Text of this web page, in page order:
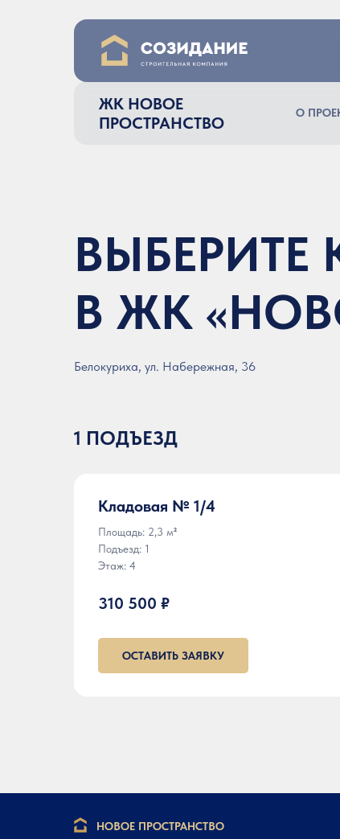
О
ЖК НОВОЕ
ПРОСТРАНСТВО
В ЖК
Белокуриха, ул. Набережная, 36
1 ПОДЪЕЗД
Кладовая № 1/4
Площадь: 2,3 м²
Подъезд: 1
Этаж: 4
310 500 ₽
ОСТАВИТЬ ЗАЯВКУ
НОВОЕ ПРОСТРАНСТВО